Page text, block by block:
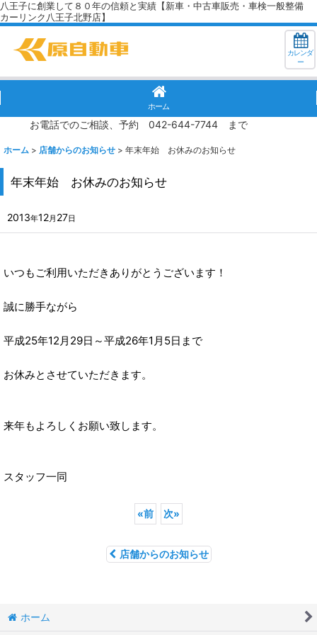
八王子に創業して８０年の信頼と実績【新車・中古車販売・車検一般整備
カーリンク八王子北野店】
カレンダ
ー
ホーム
お電話でのご相談、予約 042-644-7744 まで
ホーム > 店舗からのお知らせ > 年末年始 お休みのお知らせ
年末年始 お休みのお知らせ
2013年12月 27日
いつもご利用いただきありがとうございます！
誠に勝手ながら
平成25年12月29日～平成26年1月5日まで
お休みとさせていただきます。
来年もよろしくお願い致します。
スタッフ一同
«前 次»
店舗からのお知らせ
ホーム